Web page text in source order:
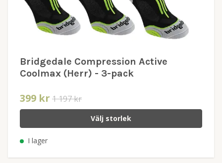
Bridgedale Compression Active
Coolmax (Herr) - 3-pack
399 kr 1 197 kr
Välj storlek
I lager